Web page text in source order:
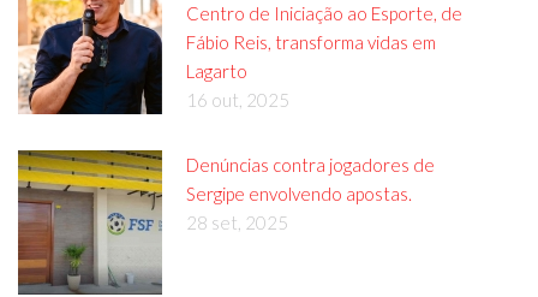
Centro de Iniciação ao Esporte, de
Fábio Reis, transforma vidas em
Lagarto
16 out, 2025
Denúncias contra jogadores de
Sergipe envolvendo apostas.
28 set, 2025